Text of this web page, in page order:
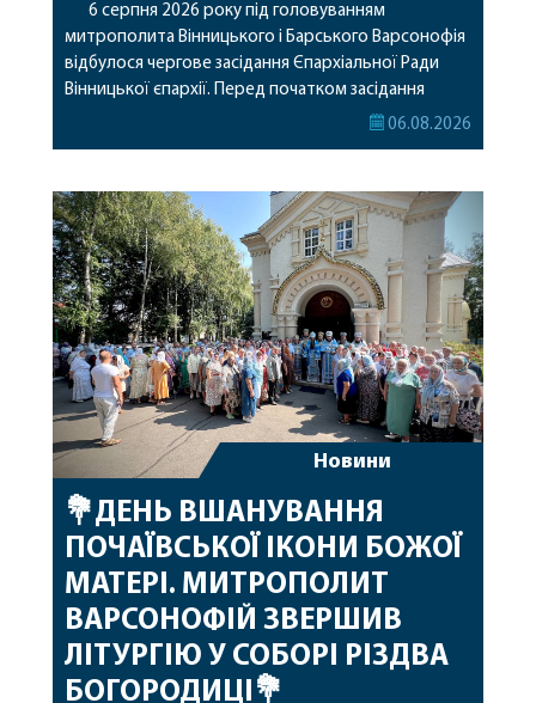
6 серпня 2026 року під головуванням
митрополита Вінницького і Барського Варсонофія
відбулося чергове засідання Єпархіальної Ради
Вінницької єпархії. Перед початком засідання
секретар Єпархіальної Ради від імені членів Ради
побажавши йому міцного здоров’я, Божої
допомоги, миру, духовної радості та
благословенних успіхів у подальшому
архіпастирському служінні. […]
06.08.2026
Новини
💐ДЕНЬ ВШАНУВАННЯ
ПОЧАЇВСЬКОЇ ІКОНИ БОЖОЇ
МАТЕРІ. МИТРОПОЛИТ
ВАРСОНОФІЙ ЗВЕРШИВ
ЛІТУРГІЮ У СОБОРІ РІЗДВА
БОГОРОДИЦІ💐